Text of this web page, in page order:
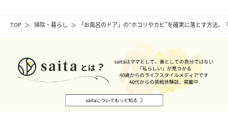
TOP 掃除・暮らし 「お風呂のドア」の“ホコリやカビ”を確実に落とす方法